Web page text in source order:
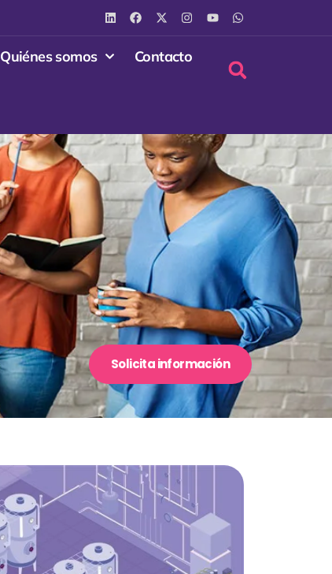
Quiénes somos Contacto
Solicita información